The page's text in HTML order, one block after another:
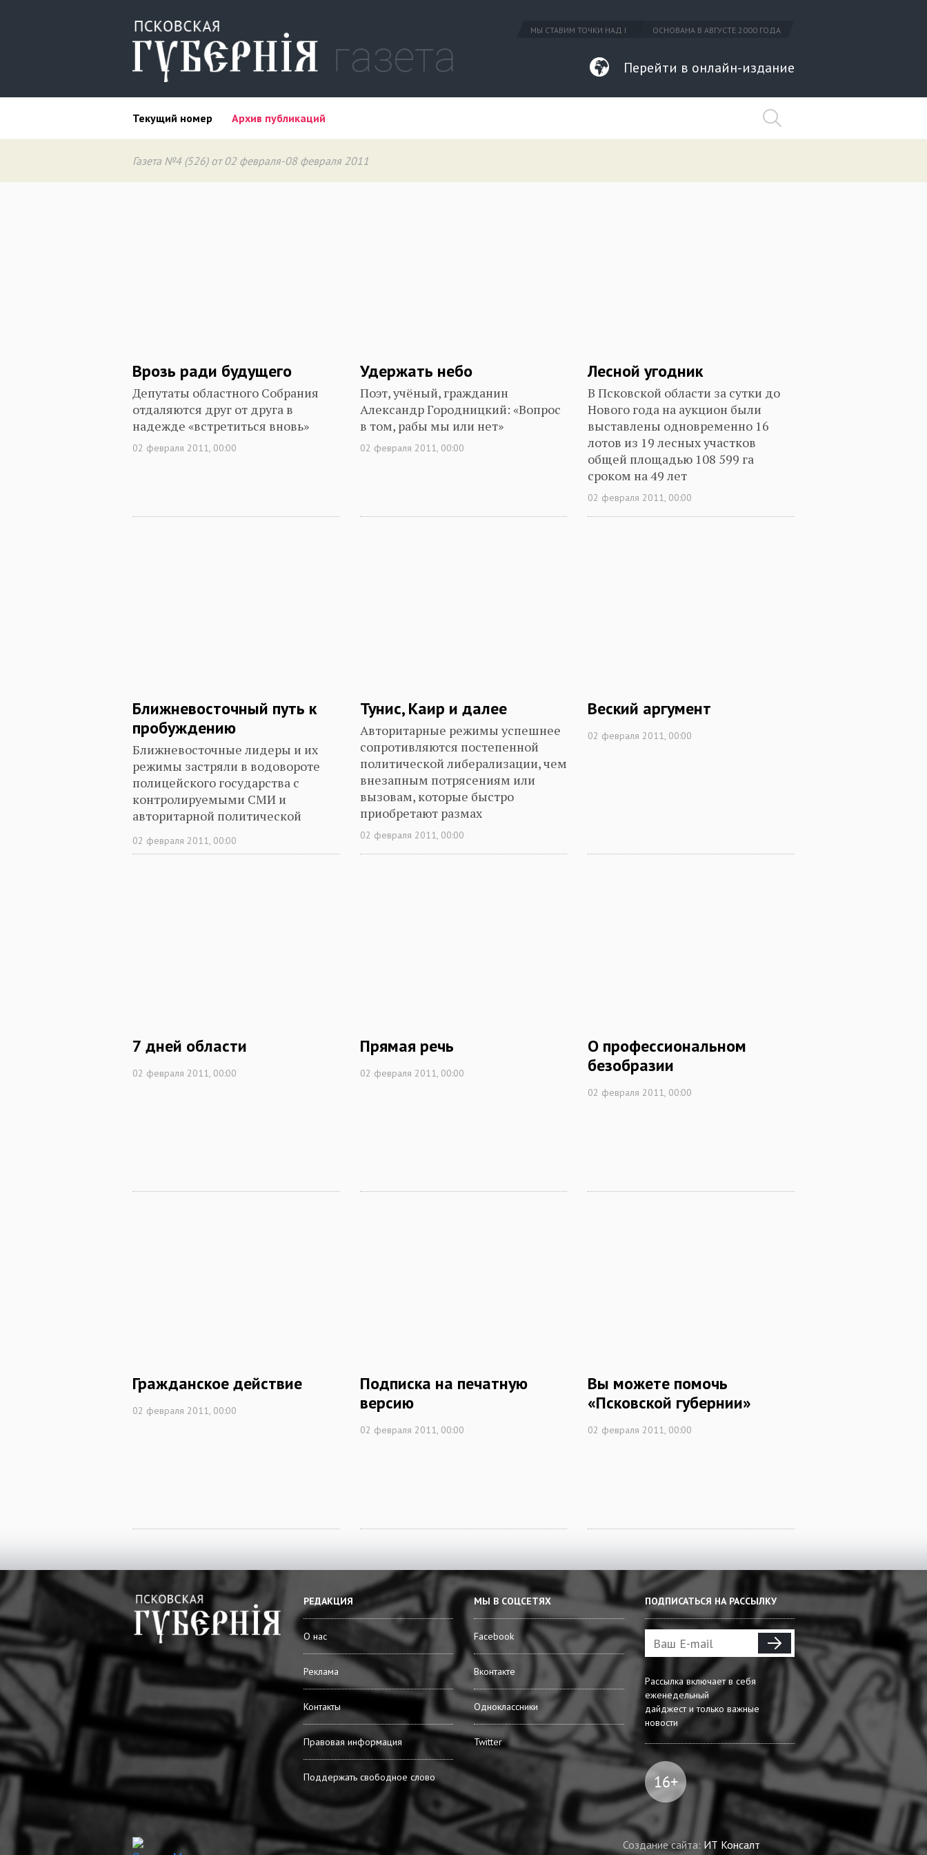
МЫ СТАВИМ ТОЧКИ НАД I ОСНОВАНА В АВГУСТЕ 2000 ГОДА
Перейти в онлайн-издание
Текущий номер Архив публикаций
Газета №4 (526) от 02 февраля-08 февраля 2011
Врозь ради будущего
Депутаты областного Собрания
отдаляются друг от друга в
надежде «встретиться вновь»
02 февраля 2011, 00:00
Удержать небо
Поэт, учёный, гражданин
Александр Городницкий: «Вопрос
в том, рабы мы или нет»
02 февраля 2011, 00:00
Лесной угодник
В Псковской области за сутки до
Нового года на аукцион были
выставлены одновременно 16
лотов из 19 лесных участков
общей площадью 108 599 га
сроком на 49 лет
02 февраля 2011, 00:00
Ближневосточный путь к
пробуждению
Ближневосточные лидеры и их
режимы застряли в водовороте
полицейского государства с
контролируемыми СМИ и
авторитарной политической
нетерпимостью
02 февраля 2011, 00:00
Тунис, Каир и далее
Авторитарные режимы успешнее
сопротивляются постепенной
политической либерализации, чем
внезапным потрясениям или
вызовам, которые быстро
приобретают размах
02 февраля 2011, 00:00
Веский аргумент
02 февраля 2011, 00:00
7 дней области
02 февраля 2011, 00:00
Прямая речь
02 февраля 2011, 00:00
О профессиональном
безобразии
02 февраля 2011, 00:00
Гражданское действие
02 февраля 2011, 00:00
Подписка на печатную
версию
02 февраля 2011, 00:00
Вы можете помочь
«Псковской губернии»
02 февраля 2011, 00:00
РЕДАКЦИЯ
О нас
Реклама
Контакты
Правовая информация
Поддержать свободное слово
МЫ В СОЦСЕТЯХ
Facebook
Вконтакте
Одноклассники
Twitter
ПОДПИСАТЬСЯ НА РАССЫЛКУ
Рассылка включает в себя
еженедельный
дайджест и только важные
новости
Создание сайта: ИТ Консалт